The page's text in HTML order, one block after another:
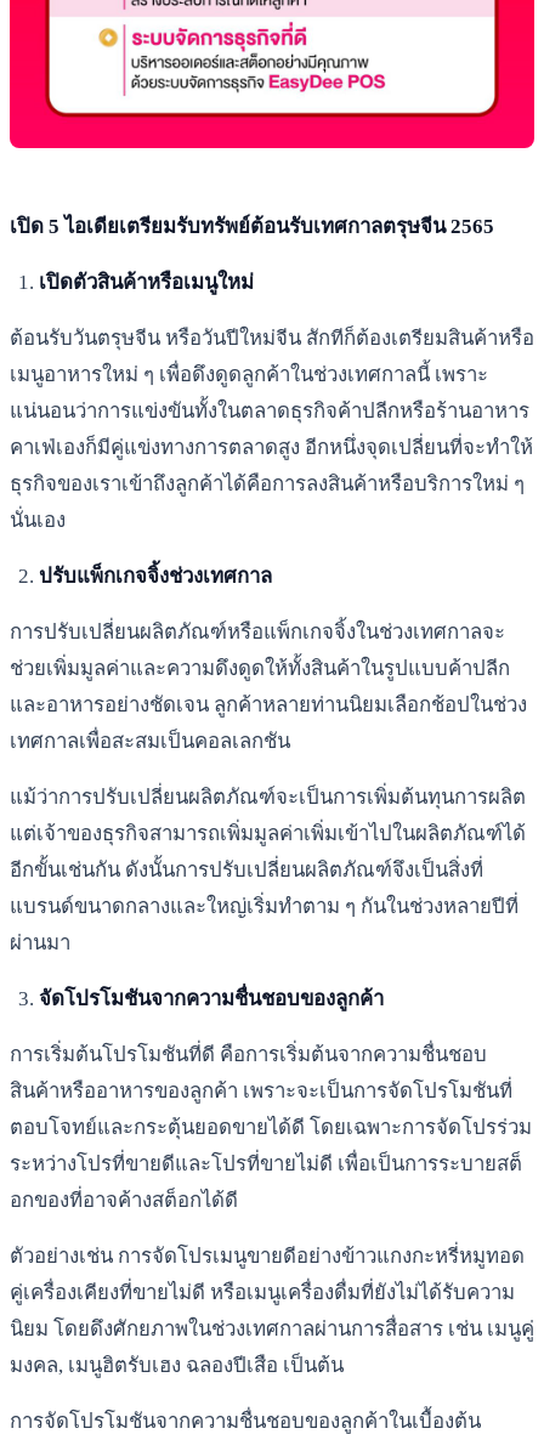
เปิด 5 ไอเดียเตรียมรับทรัพย์ต้อนรับเทศกาลตรุษจีน 2565
เปิดตัวสินค้าหรือเมนูใหม่
ต้อนรับวันตรุษจีน หรือวันปีใหม่จีน สักทีก็ต้องเตรียมสินค้าหรือ
เมนูอาหารใหม่ ๆ เพื่อดึงดูดลูกค้าในช่วงเทศกาลนี้ เพราะ
แน่นอนว่าการแข่งขันทั้งในตลาดธุรกิจค้าปลีกหรือร้านอาหาร
คาเฟ่เองก็มีคู่แข่งทางการตลาดสูง อีกหนึ่งจุดเปลี่ยนที่จะทำให้
ธุรกิจของเราเข้าถึงลูกค้าได้คือการลงสินค้าหรือบริการใหม่ ๆ
นั่นเอง
ปรับแพ็กเกจจิ้งช่วงเทศกาล
การปรับเปลี่ยนผลิตภัณฑ์หรือแพ็กเกจจิ้งในช่วงเทศกาลจะ
ช่วยเพิ่มมูลค่าและความดึงดูดให้ทั้งสินค้าในรูปแบบค้าปลีก
และอาหารอย่างชัดเจน ลูกค้าหลายท่านนิยมเลือกช้อปในช่วง
เทศกาลเพื่อสะสมเป็นคอลเลกชัน
แม้ว่าการปรับเปลี่ยนผลิตภัณฑ์จะเป็นการเพิ่มต้นทุนการผลิต
แต่เจ้าของธุรกิจสามารถเพิ่มมูลค่าเพิ่มเข้าไปในผลิตภัณฑ์ได้
อีกขั้นเช่นกัน ดังนั้นการปรับเปลี่ยนผลิตภัณฑ์จึงเป็นสิ่งที่
แบรนด์ขนาดกลางและใหญ่เริ่มทำตาม ๆ กันในช่วงหลายปีที่
ผ่านมา
จัดโปรโมชันจากความชื่นชอบของลูกค้า
การเริ่มต้นโปรโมชันที่ดี คือการเริ่มต้นจากความชื่นชอบ
สินค้าหรืออาหารของลูกค้า เพราะจะเป็นการจัดโปรโมชันที่
ตอบโจทย์และกระตุ้นยอดขายได้ดี โดยเฉพาะการจัดโปรร่วม
ระหว่างโปรที่ขายดีและโปรที่ขายไม่ดี เพื่อเป็นการระบายสต็
อกของที่อาจค้างสต็อกได้ดี
ตัวอย่างเช่น การจัดโปรเมนูขายดีอย่างข้าวแกงกะหรี่หมูทอด
คู่เครื่องเคียงที่ขายไม่ดี หรือเมนูเครื่องดื่มที่ยังไม่ได้รับความ
นิยม โดยดึงศักยภาพในช่วงเทศกาลผ่านการสื่อสาร เช่น เมนูคู่
มงคล, เมนูฮิตรับเฮง ฉลองปีเสือ เป็นต้น
การจัดโปรโมชันจากความชื่นชอบของลูกค้าในเบื้องต้น